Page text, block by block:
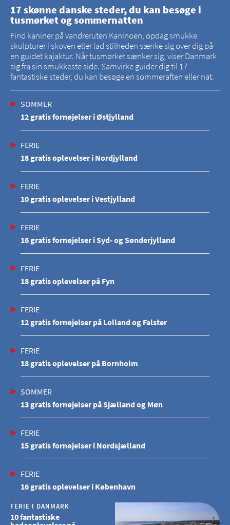
17 skønne danske steder, du kan besøge i
tusmørket og sommernatten
Find kaniner på vandreruten Kaninoen, opdag smukke
skulpturer i skoven eller lad stilheden sænke sig over dig på
en guidet kajaktur. Når tusmørket sænker sig, viser Danmark
sig fra sin smukkeste side. Samvirke guider dig til 17
fantastiske steder, du kan besøge en sommeraften eller nat.
SOMMER
12 gratis fornøjelser i Østjylland
FERIE
18 gratis oplevelser i Nordjylland
FERIE
10 gratis oplevelser i Vestjylland
FERIE
16 gratis fornøjelser i Syd- og Sønderjylland
FERIE
18 gratis oplevelser på Fyn
FERIE
12 gratis fornøjelser på Lolland og Falster
FERIE
18 gratis oplevelser på Bornholm
SOMMER
13 gratis fornøjelser på Sjælland og Møn
FERIE
15 gratis fornøjelser i Nordsjælland
FERIE
16 gratis oplevelser i København
FERIE I DANMARK
10 fantastiske